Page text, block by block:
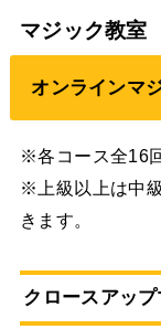
マジック教室
オンラインマ
※各コース全16
※上級以上は中
きます。
クロースアップ